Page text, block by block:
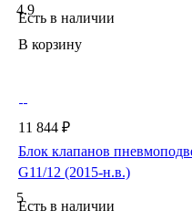
4.9
Есть в наличии
В корзину
11 844 ₽
Блок клапанов
G11/12 (2015-н.в.)
5
Есть в наличии